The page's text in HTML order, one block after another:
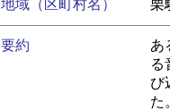
地域（区町村名） 栗
要約
あ
る
び
た